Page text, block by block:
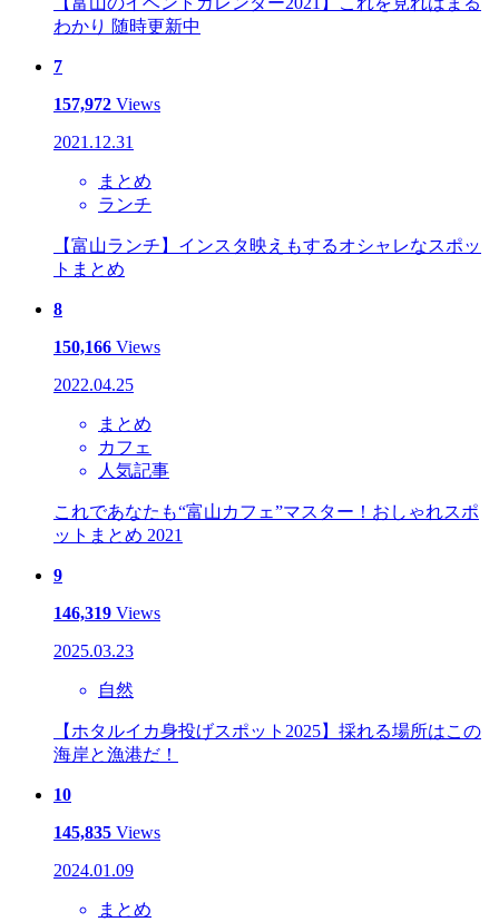
わかり 随時更新中
7
157,972 Views
2021.12.31
まとめ
ランチ
【富山ランチ】インスタ映えもするオシャレなスポッ
トまとめ
8
150,166 Views
2022.04.25
まとめ
カフェ
人気記事
これであなたも“富山カフェ”マスター！おしゃれスポ
ットまとめ 2021
9
146,319 Views
2025.03.23
自然
【ホタルイカ身投げスポット2025】採れる場所はこの
海岸と漁港だ！
10
145,835 Views
2024.01.09
まとめ